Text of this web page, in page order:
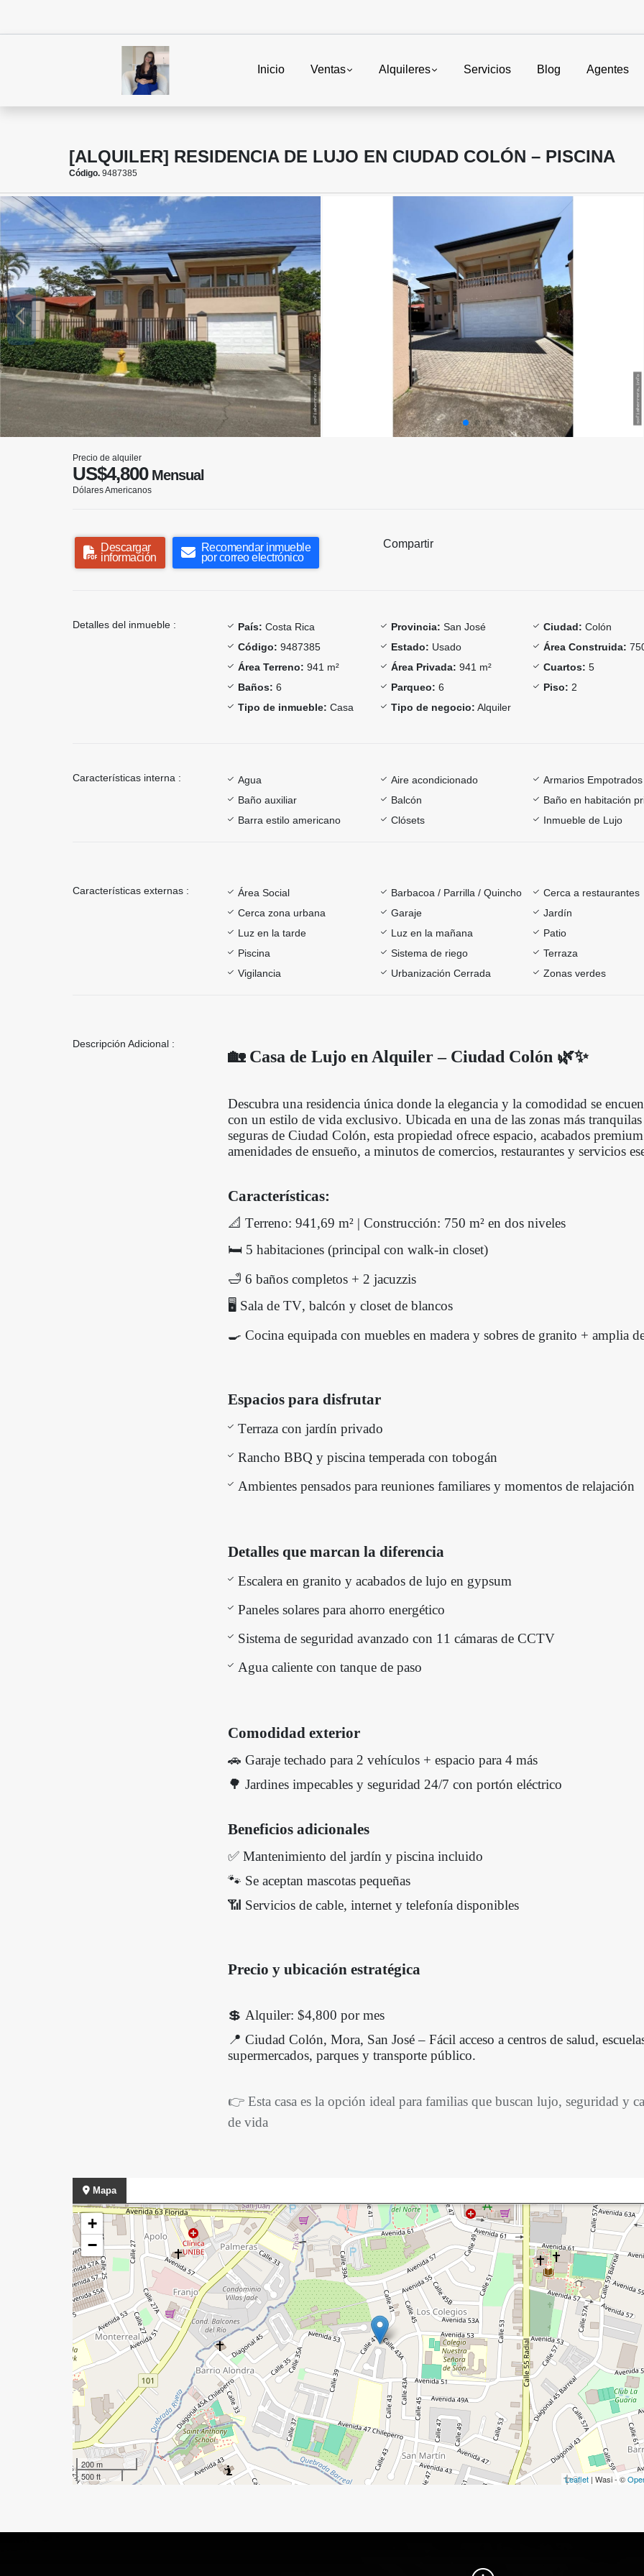
Inicio Ventas Alquileres Servicios Blog Agentes
[ALQUILER] RESIDENCIA DE LUJO EN CIUDAD COLÓN – PISCINA
Código. 9487385
Precio de alquiler
US$4,800Mensual
Dólares Americanos
Descargar
información
Recomendar inmueble
por correo electrónico
Compartir
Detalles del inmueble : País: Costa Rica Provincia: San José Ciudad: Colón
Código: 9487385 Estado: Usado Área Construida:
Área Terreno: 941 m² Área Privada: 941 m² Cuartos: 5
Baños: 6 Parqueo: 6 Piso: 2
Tipo de inmueble: Casa Tipo de negocio: Alquiler
Características interna : Agua Aire acondicionado
Armarios Empotrados
Baño auxiliar
Balcón
Baño en habitación
Barra estilo americano
Clósets Inmueble de Lujo
Características externas : Área Social Barbacoa / Parrilla / Quincho
Cerca a restaurantes
Cerca zona urbana
Garaje
Jardín
Luz en la tarde
Luz en la mañana
Patio
Piscina
Sistema de riego
Terraza
Vigilancia
Urbanización Cerrada Zonas verdes
Descripción Adicional :
🏡 Casa de Lujo en Alquiler – Ciudad Colón 🌿✨
Descubra una residencia única donde la elegancia y la comodidad se
con un estilo de vida exclusivo. Ubicada en una de las zonas más
seguras de Ciudad Colón, esta propiedad ofrece espacio, acabados
amenidades de ensueño, a minutos de comercios, restaurantes y servicios
Características:
📐 Terreno: 941,69 m² | Construcción: 750 m² en dos niveles
🛏️ 5 habitaciones (principal con walk-in closet)
🛁 6 baños completos + 2 jacuzzis
🖥️ Sala de TV, balcón y closet de blancos
🍳 Cocina equipada con muebles en madera y sobres de granito + amplia
Espacios para disfrutar
Terraza con jardín privado
Rancho BBQ y piscina temperada con tobogán
Ambientes pensados para reuniones familiares y momentos de relajación
Detalles que marcan la diferencia
Escalera en granito y acabados de lujo en gypsum
Paneles solares para ahorro energético
Sistema de seguridad avanzado con 11 cámaras de CCTV
Agua caliente con tanque de paso
Comodidad exterior
🚗 Garaje techado para 2 vehículos + espacio para 4 más
🌳 Jardines impecables y seguridad 24/7 con portón eléctrico
Beneficios adicionales
✅ Mantenimiento del jardín y piscina incluido
🐾 Se aceptan mascotas pequeñas
📶 Servicios de cable, internet y telefonía disponibles
Precio y ubicación estratégica
💲 Alquiler: $4,800 por mes
📍 Ciudad Colón, Mora, San José – Fácil acceso a centros de salud,
supermercados, parques y transporte público.
👉 Esta casa es la opción ideal para familias que buscan lujo, seguridad y
de vida
Mapa
+
−
200 m
500 ft
Leaflet | Wasi - ©